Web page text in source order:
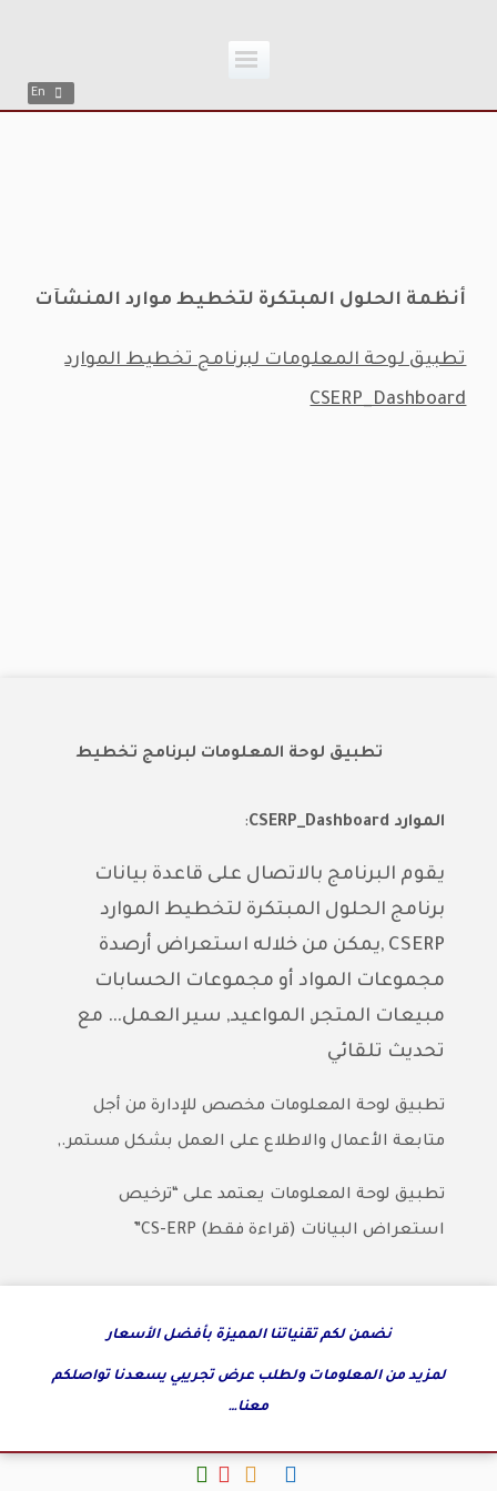
En
أنظمة الحلول المبتكرة لتخطيط موارد المنشآت
تطبيق لوحة المعلومات لبرنامج تخطيط الموارد
CSERP_Dashboard
تطبيق لوحة المعلومات لبرنامج تخطيط
الموارد CSERP_Dashboard
:
يقوم البرنامج بالاتصال على قاعدة بيانات
برنامج الحلول المبتكرة لتخطيط الموارد
CSERP ,يمكن من خلاله استعراض أرصدة
مجموعات المواد أو مجموعات الحسابات
مبيعات المتجر, المواعيد, سير العمل… مع
تحديث تلقائي
تطبيق لوحة المعلومات مخصص للإدارة من أجل
متابعة الأعمال والاطلاع على العمل بشكل مستمر.,
تطبيق لوحة المعلومات يعتمد على “ترخيص
استعراض البيانات (قراءة فقط) CS-ERP”
نضمن لكم تقنياتنا المميزة بأفضل الأسعار
لمزيد من المعلومات ولطلب عرض تجريبي يسعدنا تواصلكم
معنا…
fab